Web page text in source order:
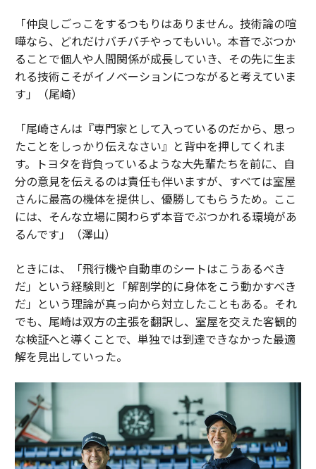
「仲良しごっこをするつもりはありません。技術論の喧
嘩なら、どれだけバチバチやってもいい。本音でぶつか
ることで個人や人間関係が成長していき、その先に生ま
れる技術こそがイノベーションにつながると考えていま
す」（尾崎）
「尾崎さんは『専門家として入っているのだから、思っ
たことをしっかり伝えなさい』と背中を押してくれま
す。トヨタを背負っているような大先輩たちを前に、自
分の意見を伝えるのは責任も伴いますが、すべては室屋
さんに最高の機体を提供し、優勝してもらうため。ここ
には、そんな立場に関わらず本音でぶつかれる環境があ
るんです」（澤山）
ときには、「飛行機や自動車のシートはこうあるべき
だ」という経験則と「解剖学的に身体をこう動かすべき
だ」という理論が真っ向から対立したこともある。それ
でも、尾崎は双方の主張を翻訳し、室屋を交えた客観的
な検証へと導くことで、単独では到達できなかった最適
解を見出していった。